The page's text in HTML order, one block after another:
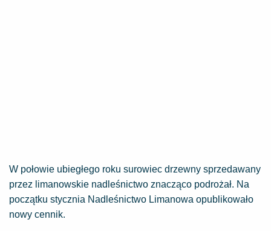
W połowie ubiegłego roku surowiec drzewny sprzedawany
przez limanowskie nadleśnictwo znacząco podrożał. Na
początku stycznia Nadleśnictwo Limanowa opublikowało
nowy cennik.